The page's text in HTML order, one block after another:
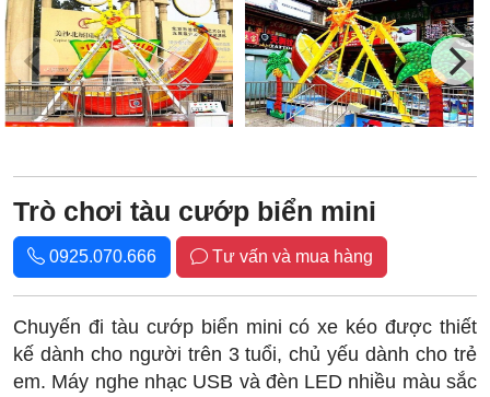
Trò chơi tàu cướp biển mini
0925.070.666 Tư vấn và mua hàng
Chuyến đi tàu cướp biển mini có xe kéo được thiết
kế dành cho người trên 3 tuổi, chủ yếu dành cho trẻ
em. Máy nghe nhạc USB và đèn LED nhiều màu sắc